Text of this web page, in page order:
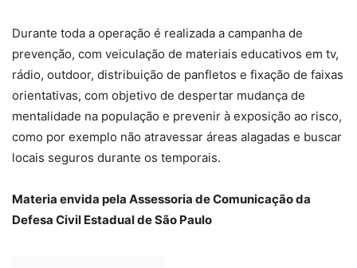
Durante toda a operação é realizada a campanha de
prevenção, com veiculação de materiais educativos em tv,
rádio, outdoor, distribuição de panfletos e fixação de faixas
orientativas, com objetivo de despertar mudança de
mentalidade na população e prevenir à exposição ao risco,
como por exemplo não atravessar áreas alagadas e buscar
locais seguros durante os temporais.
Materia envida pela Assessoria de Comunicação da
Defesa Civil Estadual de São Paulo